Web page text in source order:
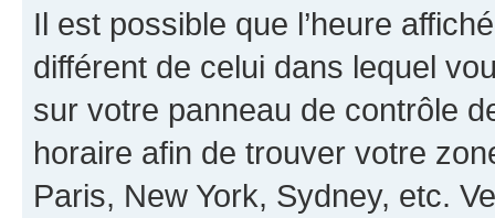
Il est possible que l’heure
différent de celui dans lequel
sur votre panneau de contrôle
horaire afin de trouver votre
Paris, New York, Sydney, etc.